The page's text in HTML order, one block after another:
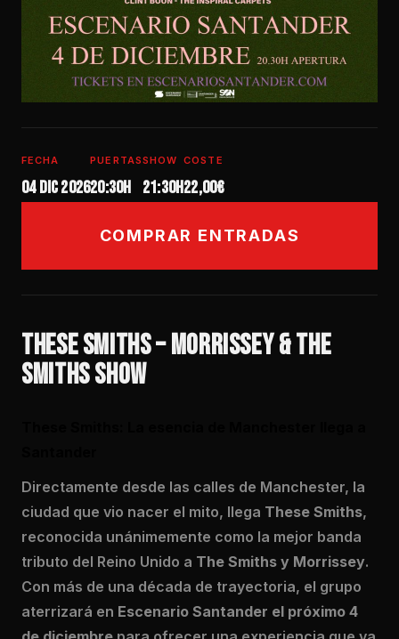
FECHA
04 dic 2026
PUERTAS
20:30H
SHOW
21:30h
COSTE
22,00€
COMPRAR ENTRADAS
THESE SMITHS – MORRISSEY & THE
SMITHS SHOW
Directamente desde las calles de Manchester, la
ciudad que vio nacer el mito, llega These Smiths,
reconocida unánimemente como la mejor banda
tributo del Reino Unido a The Smiths y Morrissey.
Con más de una década de trayectoria, el grupo
aterrizará en Escenario Santander el próximo 4